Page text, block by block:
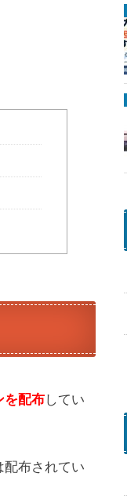
を配布してい
布されてい